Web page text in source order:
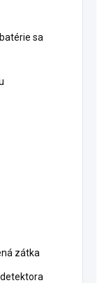
sa
zátka